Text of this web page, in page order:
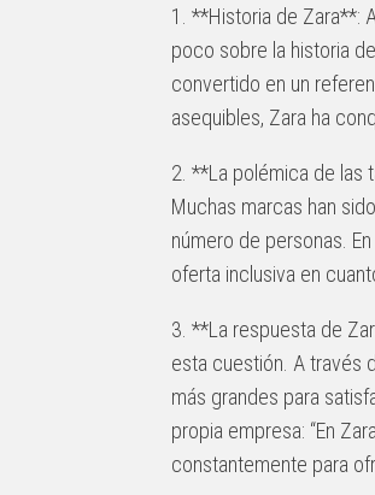
1. **Historia de Zara**:
poco sobre la historia
convertido en un
asequibles, Zara ha
2. **La polémica de las
Muchas marcas han
número de personas.
oferta inclusiva en
3. **La respuesta de
esta cuestión. A través
más grandes para
propia empresa: “En
constantemente para